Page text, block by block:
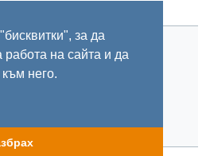
за да
работа на сайта и да
него.
Пишете ни
Поверителност